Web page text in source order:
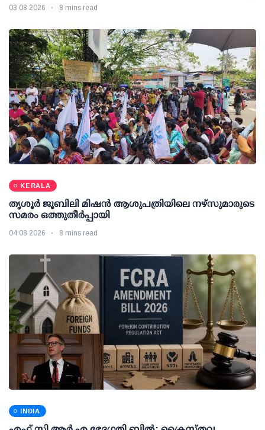
03 08 2026 8 mins read
KERALA
തൃശൂര്‍ ജൂബിലി മിഷന്‍ ആശുപത്രിയിലെ നഴ്സുമാരുടെ
സമരം ഒത്തുതീര്‍പ്പായി
04 08 2026 8 mins read
INDIA